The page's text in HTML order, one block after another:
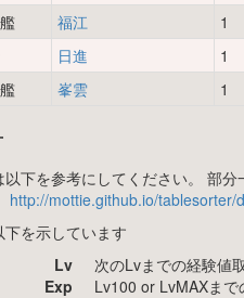
福江
1
日進
1
峯雲 1
下を参考にしてください。 部
http://mottie.github.io/
を示しています
Lv
次のLvまでの経験値
Exp
Lv100 or LvMAXま